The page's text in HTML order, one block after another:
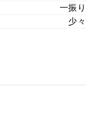
一振り
少々